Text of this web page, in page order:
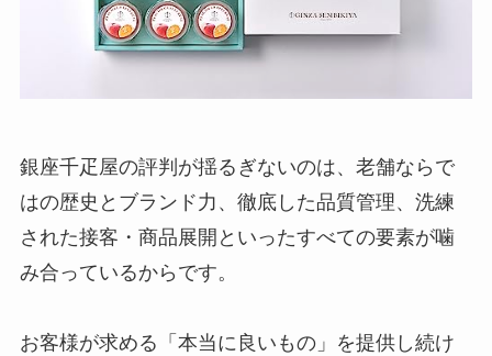
銀座千疋屋の評判が揺るぎないのは、老舗ならで
はの歴史とブランド力、徹底した品質管理、洗練
された接客・商品展開といったすべての要素が噛
み合っているからです。
お客様が求める「本当に良いもの」を提供し続け